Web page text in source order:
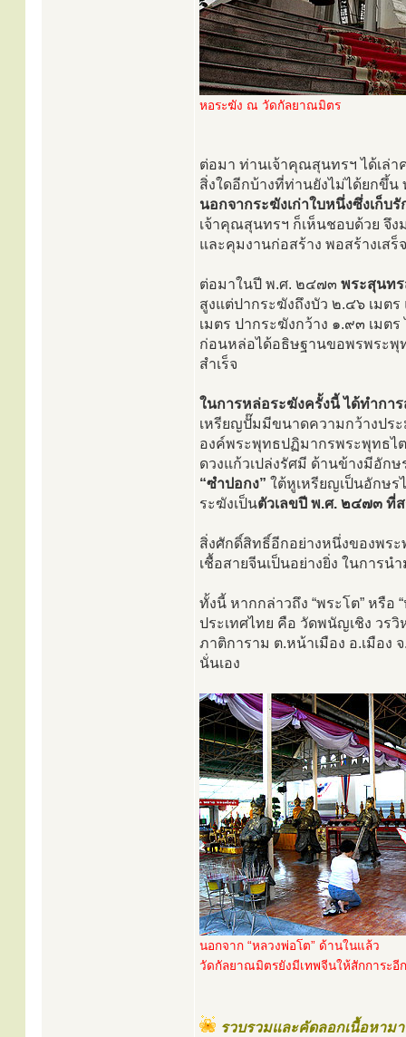
หอระฆัง ณ วัดกัลยาณมิตร
ต่อมา ท่านเจ้าคุณสุนทรฯ ได้เล่
สิ่งใดอีกบ้างที่ท่านยังไม่ได้ยกขึ้
นอกจากระฆังเก่าใบหนึ่งซึ่งเก็บ
เจ้าคุณสุนทรฯ ก็เห็นชอบด้วย จึ
และคุมงานก่อสร้าง พอสร้างเส
ต่อมาในปี พ.ศ. ๒๔๗๓ พระสุนท
สูงแต่ปากระฆังถึงบัว ๒.๔๖ เมต
เมตร ปากระฆังกว้าง ๑.๙๓ เมต
ก่อนหล่อได้อธิษฐานขอพรพระพุ
สำเร็จ
ในการหล่อระฆังครั้งนี้ ได้ทำกา
เหรียญปั๊มมีขนาดความกว้างปร
องค์พระพุทธปฏิมากรพระพุทธไ
ดวงแก้วเปล่งรัศมี ด้านข้างมีอัก
“ซำปอกง” ใต้หูเหรียญเป็นอักษร
ระฆังเป็นตัวเลขปี พ.ศ. ๒๔๗๓ ที่
สิ่งศักดิ์สิทธิ์อีกอย่างหนึ่งของพร
เชื้อสายจีนเป็นอย่างยิ่ง ในการ
ทั้งนี้ หากกล่าวถึง “พระโต” หรือ
ประเทศไทย คือ วัดพนัญเชิง วร
ภาติการาม ต.หน้าเมือง อ.เมือง
นั่นเอง
นอกจาก “หลวงพ่อโต” ด้านในแล้ว
วัดกัลยาณมิตรยังมีเทพจีนให้สักการะอี
รวบรวมและคัดลอกเนื้อหาม